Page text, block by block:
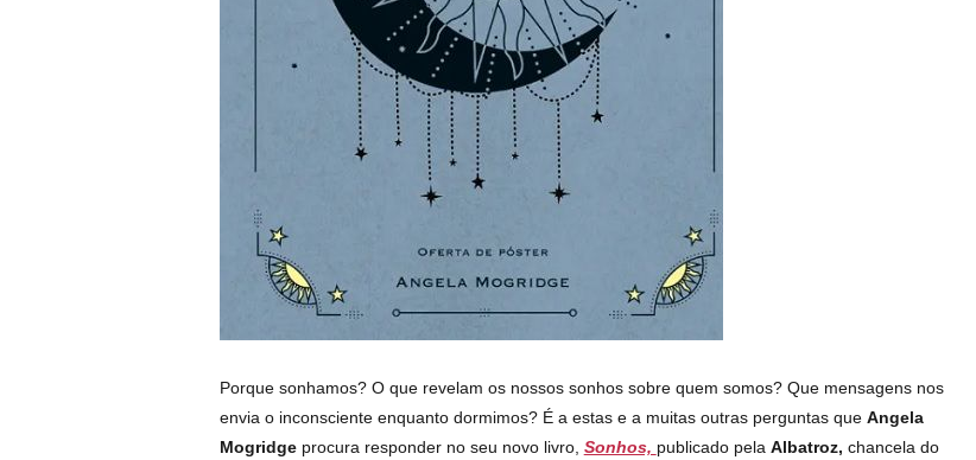
Porque sonhamos? O que revelam os nossos sonhos sobre quem somos? Que mensagens nos
envia o inconsciente enquanto dormimos? É a estas e a muitas outras perguntas que Angela
Mogridge procura responder no seu novo livro, Sonhos, publicado pela Albatroz, chancela do